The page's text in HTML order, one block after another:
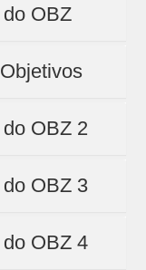
OBZ
OBZ 2
OBZ 3
OBZ 4